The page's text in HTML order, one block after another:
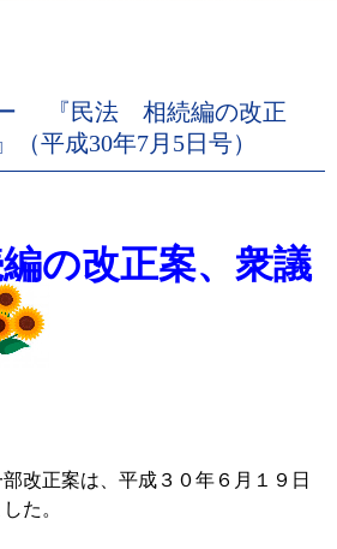
ー 『民法 相続編の改正
平成30年7月5日号）
の改正案、衆議
改正案は、平成３０年６月１９日
た。